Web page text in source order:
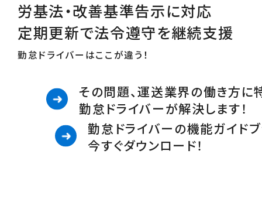
労基法・改善基準告示に対応
定期更新で法令遵守を継続支援
勤怠ドライバーはここが違う！
その問題、運送業界の働き方に
勤怠ドライバーが解決します！
勤怠ドライバーの機能ガイド
今すぐダウンロード！